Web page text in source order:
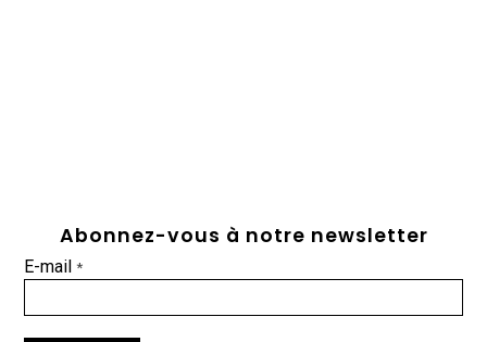
Abonnez-vous à notre newsletter
E-mail*